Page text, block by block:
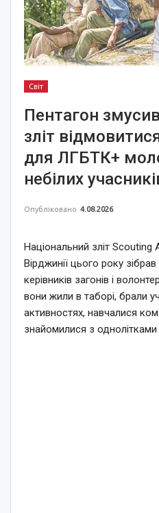
Світ
Пентагон
зліт
для ЛГБТК+
небілих
Опубліковано 4.08.2026
Національний зліт Scouting
Вірджинії цього року
керівників загонів і
вони жили в таборі, брали
активностях, навчалися
знайомилися з